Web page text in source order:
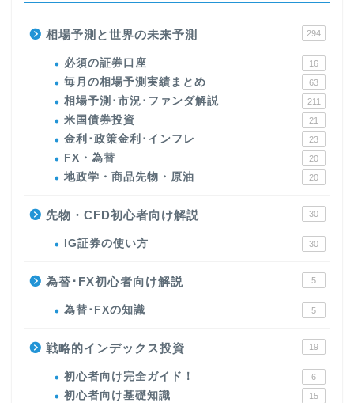
相場予測と世界の未来予測 294
必須の証券口座 16
毎月の相場予測実績まとめ 63
相場予測･市況･ファンダ解説 211
米国債券投資 21
金利･政策金利･インフレ 23
FX・為替 20
地政学・商品先物・原油 20
先物・CFD初心者向け解説 30
IG証券の使い方 30
為替･FX初心者向け解説 5
為替･FXの知識 5
戦略的インデックス投資 19
初心者向け完全ガイド！ 6
初心者向け基礎知識 15